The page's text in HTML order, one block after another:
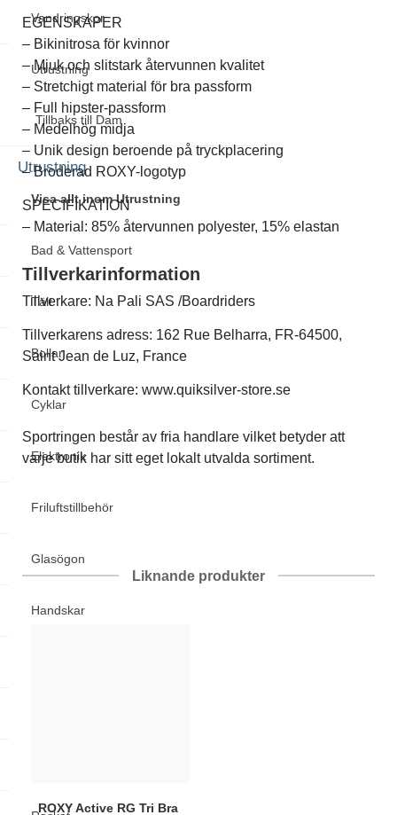
Vandringskor
Utrustning
Tillbaks till Dam
Utrustning
Visa allt inom Utrustning
Bad & Vattensport
Tält
Bollar
Cyklar
Elektronik
Friluftstillbehör
Glasögon
Handskar
EGENSKAPER
– Bikinitrosa för kvinnor
– Mjuk och slitstark återvunnen kvalitet
– Stretchigt material för bra passform
– Full hipster-passform
– Medelhög midja
– Unik design beroende på tryckplacering
– Broderad ROXY-logotyp
SPECIFIKATION
– Material: 85% återvunnen polyester, 15% elastan
Tillverkarinformation
Tillverkare: Na Pali SAS /Boardriders
Tillverkarens adress: 162 Rue Belharra, FR-64500,
Saint Jean de Luz, France
Kontakt tillverkare: www.quiksilver-store.se
Sportringen består av fria handlare vilket betyder att
varje butik har sitt eget lokalt utvalda sortiment.
Liknande produkter
ROXYActive RG Tri Bra